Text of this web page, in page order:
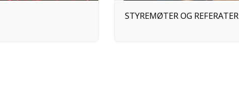
STYREMØTER OG REFERATER